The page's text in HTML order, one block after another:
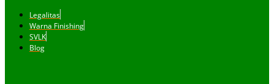
Legalitas
Warna Finishing
SVLK
Blog